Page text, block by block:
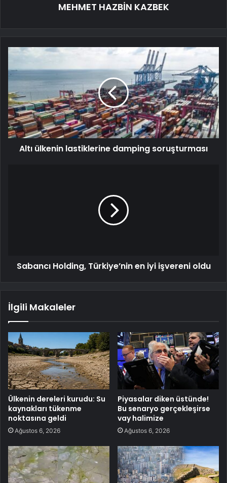
MEHMET HAZBİN KAZBEK
Altı ülkenin lastiklerine damping soruşturması
Sabancı Holding, Türkiye’nin en iyi işvereni oldu
İlgili Makaleler
Ülkenin dereleri kurudu: Su
kaynakları tükenme
noktasına geldi
Ağustos 6, 2026
Piyasalar diken üstünde!
Bu senaryo gerçekleşirse
vay halimize
Ağustos 6, 2026